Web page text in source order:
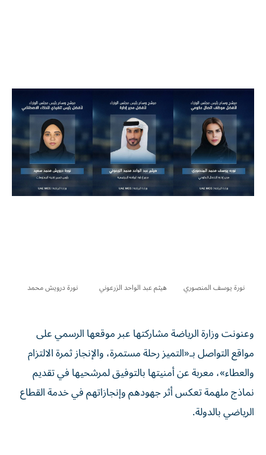
نورة يوسف المنصوري هيثم عبد الواحد الزرعوني نورة درويش محمد
وعنونت وزارة الرياضة مشاركتها عبر موقعها الرسمي على
مواقع التواصل بـ«التميز رحلة مستمرة، والإنجاز ثمرة الالتزام
والعطاء»، معربة عن أمنيتها بالتوفيق لمرشحيها في تقديم
نماذج ملهمة تعكس أثر جهودهم وإنجازاتهم في خدمة القطاع
الرياضي بالدولة.